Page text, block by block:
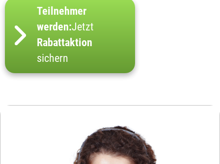
Teilnehmer
werden:Jetzt
Rabattaktion
sichern